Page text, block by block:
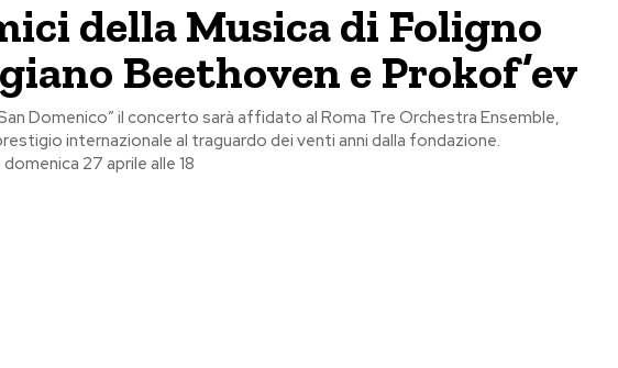
della Musica di Foligno
Beethoven e Prokof’ev
Domenico” il concerto sarà affidato al Roma Tre Orchestra Ensemble,
internazionale al traguardo dei venti anni dalla fondazione.
27 aprile alle 18